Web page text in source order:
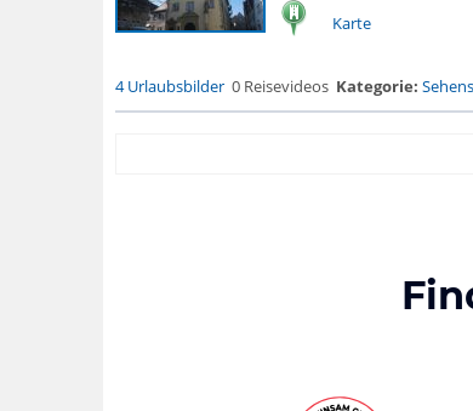
Karte
4 Urlaubsbilder 0 Reisevideos Kategorie: